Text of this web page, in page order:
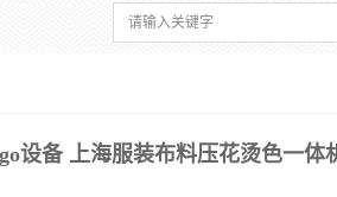
设备 上海服装布料压花烫色一体